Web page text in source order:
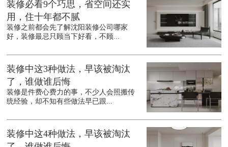
装修必看9个巧思，省空间还实
用，住十年都不腻
装修之前都会先了解沈阳装修公司哪家
好，装修最忌只顾当下好看，不顾...
装修中这3种做法，早该被淘汰
了，谁做谁后悔
装修是件费心费力的事，不少人会照搬传
统经验，却不知有些做法早已跟...
装修中这4种做法，早该被淘汰